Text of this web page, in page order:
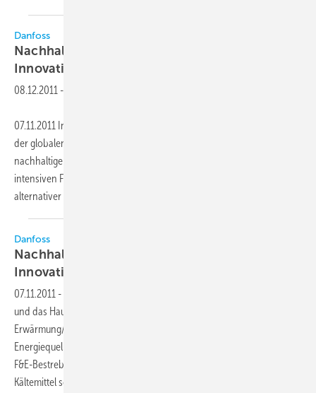
Danfoss
Nachhaltigkeit und Energieeffizienz durch
Innovation
08.12.2011 -
07.11.2011 In der Kälte- und Klimabranche gilt das Hauptaugenmerk
der globalen Erwärmung, dem Klimawandel und der Ausschöpfung
nachhaltiger Energiequellen. Dies spiegelt sich insbesondere in den
intensiven F&E-Bestrebungen der Branche, der Verwendung
alternativer Kältemittel sowie
Danfoss
Nachhaltigkeit und Energieeffizienz durch
Innovation
07.11.2011 -
und das Hauptaugenmerk liegt dabei auf dem Thema globale
Erwärmung/Klimawandel und auf der Ausschöpfung nachhaltiger
Energiequellen. Dies spiegelt sich insbesondere in den intensiven
F&E-Bestrebungen der Branche, der Verwendung alternativer
Kältemittel sowie in gesetzlichen und politischen Initiativen wider. Alle